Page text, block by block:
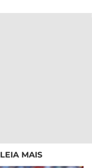
LEIA MAIS